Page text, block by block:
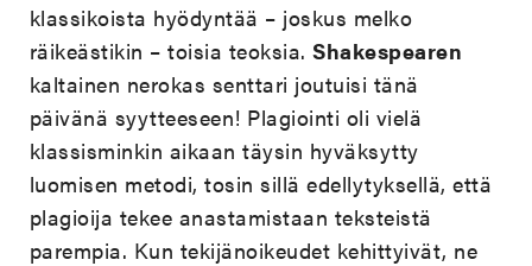
klassikoista hyödyntää – joskus melko
räikeästikin – toisia teoksia.Shakespearen
kaltainen nerokas senttari joutuisi tänä
päivänä syytteeseen! Plagiointi oli vielä
klassisminkin aikaan täysin hyväksytty
luomisen metodi, tosin sillä edellytyksellä, että
plagioija tekee anastamistaan teksteistä
parempia. Kun tekijänoikeudet kehittyivät, ne